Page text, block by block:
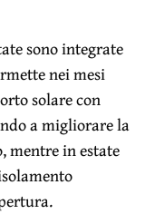
sono integrate
nei mesi
solare con
a migliorare la
mentre in estate